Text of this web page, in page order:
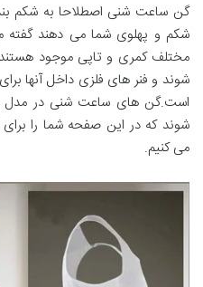
گن ساعت شنی اصطلاحا به شکم
شکم و پهلوی شما می دهند
مختلف کمری و تاپی موجود
شوند و فنر های فلزی داخل آنها
است.گن های ساعت شنی در
شوند که در این صفحه شما را
می کنیم.